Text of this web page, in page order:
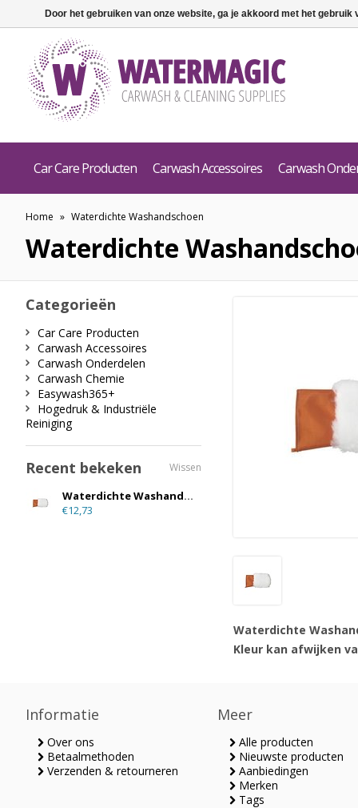
Car Care Producten Carwash Accessoires Carwash
Home » Waterdichte Washandschoen
Waterdichte
Waterdichte
Kleur kan afwijken
Categorieën
Car Care Producten
Carwash Accessoires
Carwash Onderdelen
Carwash Chemie
Easywash365+
Hogedruk & Industriële
Reiniging
Recent bekeken Wissen
Waterdichte Washandschoen
€12,73
Informatie
Over ons
Betaalmethoden
Verzenden & retourneren
Meer
Alle producten
Nieuwste producten
Aanbiedingen
Merken
Tags
Door het gebruiken van onze website, ga je akkoord met het